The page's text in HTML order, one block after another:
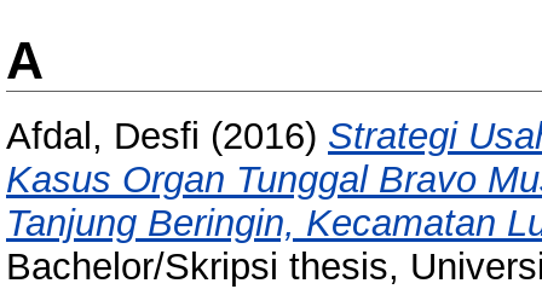
A
Afdal, Desfi (2016) Strategi
Kasus Organ Tunggal Bravo
Tanjung Beringin, Kecamatan
Bachelor/Skripsi thesis,